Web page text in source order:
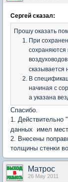
Сергей сказал:
Прошу оказать
При
сохраняются
сказывается
В
начиная с
а указана
Спасибо.
1. Действительно
данных имел
2. Внесены
толщины стенки
Матрос
26 May 2011